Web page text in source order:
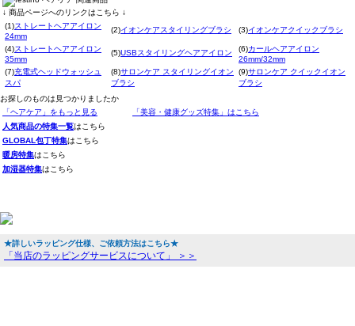
↓ 商品ページへのリンクはこちら ↓
(1)ストレートヘアアイロン
24mm
(2)イオンケアスタイリングブラシ (3)イオンケアクイックブラシ
(4)ストレートヘアアイロン
35mm
(5)USBスタイリングヘアアイロン (6)カールヘアアイロン
26mm/32mm
(7)充電式ヘッドウォッシュ
スパ
(8)サロンケア スタイリングイオン
ブラシ
(9)サロンケア クイックイオン
ブラシ
お探しのものは見つかりましたか
「ヘアケア」をもっと見る
「美容・健康グッズ特集」はこちら
人気商品の特集一覧はこちら
GLOBAL包丁特集はこちら
暖房特集はこちら
加湿器特集はこちら
★詳しいラッピング仕様、ご依頼方法はこちら★
「当店のラッピングサービスについて」 ＞＞